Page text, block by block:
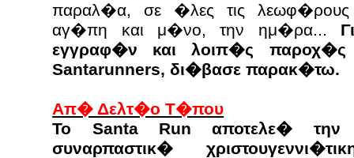
παραλ�α, σε �λες τις
αγ�πη και μ�νο, την ημ�ρα...
εγγραφ�ν και λοιπ�ς
Santarunners, δι�βασε παρακ�τω.
Απ� Δελτ�ο Τ�που
Το Santa Run αποτελε� την
συναρπαστικ�